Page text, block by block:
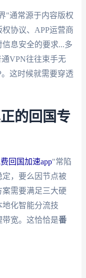
"通常源于内容版权
协议、APP运营商
息安全的要求...多
VPN往往束手无
这时候就需要穿透
的回国专
回国加速app"常陷
，要么因节点被
需要满足三大硬
化智能分流技
宽。这恰恰是番